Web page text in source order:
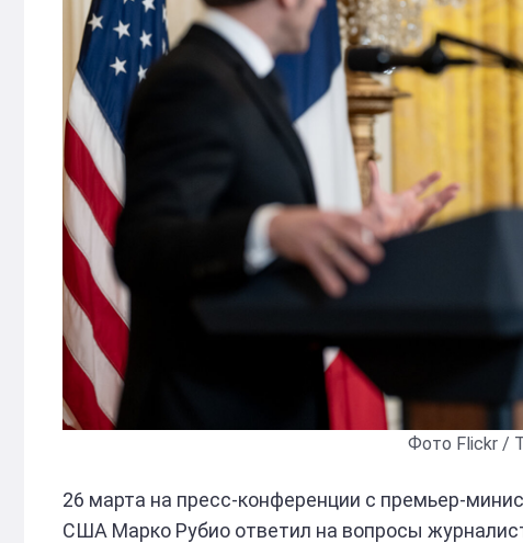
Фото Flickr /
26 марта на пресс-конференции с премьер-
США Марко Рубио ответил на вопросы